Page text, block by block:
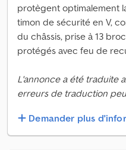
protègent optimalement
timon de sécurité en V,
du châssis, prise à 13
protégés avec feu de
L'annonce a été traduite
erreurs de traduction
Demander plus